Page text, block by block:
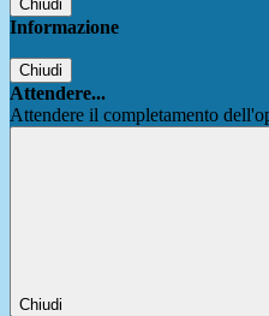
Chiudi
Informazione
Chiudi
Attendere...
Attendere il completamento
Chiudi